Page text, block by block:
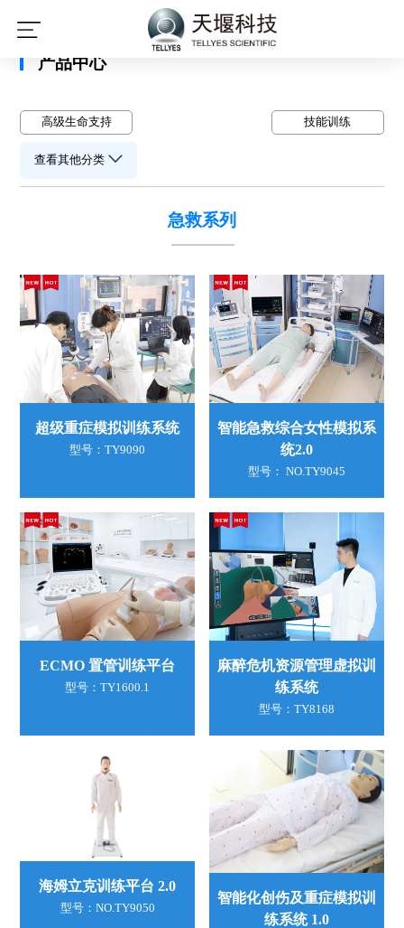
产品中心
高级生命支持 技能训练
查看其他分类
急救系列
超级重症模拟训练系统
型号：TY9090
智能急救综合女性模拟系
统2.0
型号： NO.TY9045
ECMO 置管训练平台
型号：TY1600.1
麻醉危机资源管理虚拟训
练系统
型号：TY8168
海姆立克训练平台 2.0
型号：NO.TY9050
智能化创伤及重症模拟训
练系统 1.0